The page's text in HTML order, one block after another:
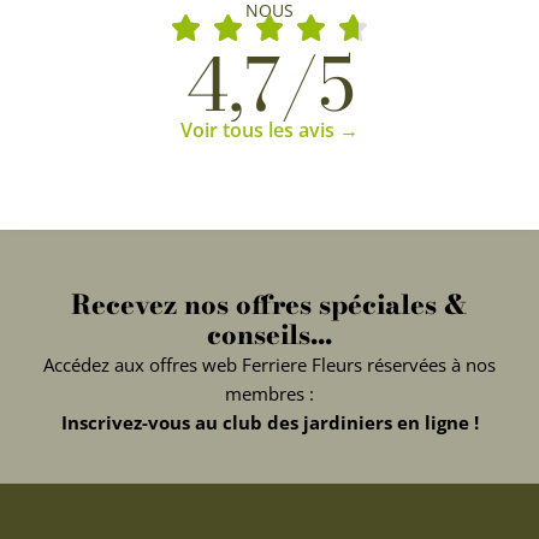
NOUS
4,7/5
Voir tous les avis →
Recevez nos offres spéciales &
conseils...
Accédez aux offres web Ferriere Fleurs réservées à nos
membres :
Inscrivez-vous au club des jardiniers en ligne !